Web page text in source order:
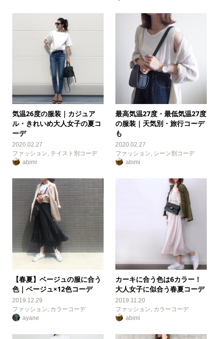
気温26度の服装｜カジュア
ル・きれいめ大人女子の夏コ
ーデ
2020.02.27
ファッション, テイスト別コーデ
abimi
最高気温27度・最低気温27度
の服装｜天気別・旅行コーデ
も
2020.02.27
ファッション, シーン別コーデ
abimi
【春夏】ベージュの服に合う
色｜ベージュ×12色コーデ
2019.12.29
ファッション, カラーコーデ
ayane
カーキに合う色は6カラー！
大人女子に似合う春夏コーデ
2019.11.20
ファッション, カラーコーデ
abimi